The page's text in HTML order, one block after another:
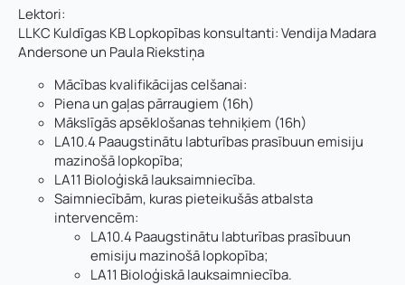
Lektori:
LLKC Kuldīgas KB Lopkopības konsultanti: Vendija Madara
Andersone un Paula Riekstiņa
Mācības kvalifikācijas celšanai:
Piena un gaļas pārraugiem (16h)
Mākslīgās apsēklošanas tehniķiem (16h)
LA10.4 Paaugstinātu labturības prasībuun emisiju
mazinošā lopkopība;
LA11 Bioloģiskā lauksaimniecība.
Saimniecībām, kuras pieteikušās atbalsta
intervencēm:
LA10.4 Paaugstinātu labturības prasībuun
emisiju mazinošā lopkopība;
LA11 Bioloģiskā lauksaimniecība.